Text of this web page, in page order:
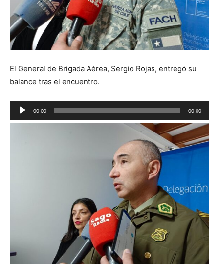
El General de Brigada Aérea, Sergio Rojas, entregó su
balance tras el encuentro.
Reproductor
de
00:00 00:00